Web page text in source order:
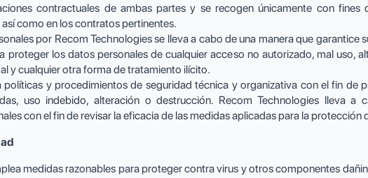
contractuales de ambas partes y se recogen únicamente con
como en los contratos pertinentes.
por Recom Technologies se lleva a cabo de una manera que
proteger los datos personales de cualquier acceso no autorizado, mal uso,
y cualquier otra forma de tratamiento ilícito.
políticas y procedimientos de seguridad técnica y organizativa con el fin de
uso indebido, alteración o destrucción. Recom Technologies lleva a
con el fin de revisar la eficacia de las medidas aplicadas para la protección
medidas razonables para proteger contra virus y otros componentes